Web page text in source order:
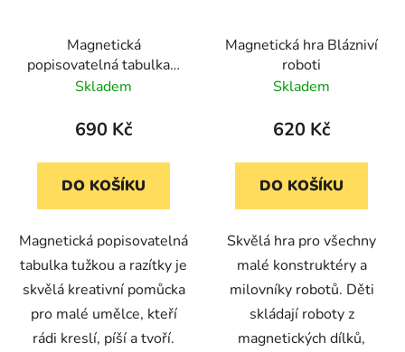
Magnetická
popisovatelná tabulka s
tužkou a razítky
Skladem
690 Kč
DO KOŠÍKU
Magnetická popisovatelná
tabulka tužkou a razítky je
skvělá kreativní pomůcka
pro malé umělce, kteří
rádi kreslí, píší a tvoří.
Magnetická hra Blázniví
roboti
Skladem
620 Kč
DO KOŠÍKU
Skvělá hra pro všechny
malé konstruktéry a
milovníky robotů. Děti
skládají roboty z
magnetických dílků,